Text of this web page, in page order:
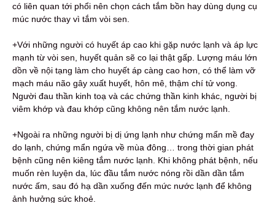
có liên quan tới phổi nên chọn cách tắm bồn hay dùng dụng cụ
múc nước thay vì tắm vòi sen.
+Với những người có huyết áp cao khi gặp nước lạnh và áp lực
mạnh từ vòi sen, huyết quản sẽ co lại thật gấp. Lượng máu lớn
dồn về nội tạng làm cho huyết áp càng cao hơn, có thể làm vỡ
mạch máu não gây xuất huyết, hôn mê, thậm chí tử vong.
Người đau thần kinh toạ và các chứng thần kinh khác, người bị
viêm khớp và đau khớp cũng không nên tắm nước lạnh.
+Ngoài ra những người bị dị ứng lạnh như chứng mẩn mề đay
do lạnh, chứng mẩn ngứa về mùa đông… trong thời gian phát
bệnh cũng nên kiêng tắm nước lạnh. Khi không phát bệnh, nếu
muốn rèn luyện da, lúc đầu tắm nước nóng rồi dần dần tắm
nước ấm, sau đó hạ dần xuống đến mức nước lạnh để không
ảnh hưởng sức khoẻ.